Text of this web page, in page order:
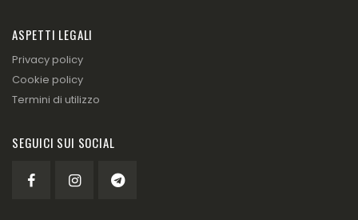
ASPETTI LEGALI
Privacy policy
Cookie policy
Termini di utilizzo
SEGUICI SUI SOCIAL